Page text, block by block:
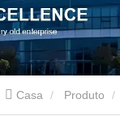
Casa Produto